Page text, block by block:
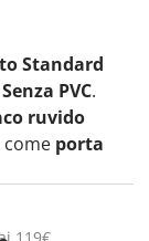
Standard
PVC.
ruvido
come porta
119€